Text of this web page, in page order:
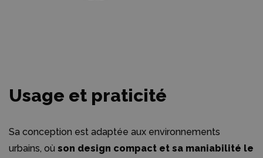
Usage et praticité
Sa conception est adaptée aux environnements
urbains, où son design compact et sa maniabilité le